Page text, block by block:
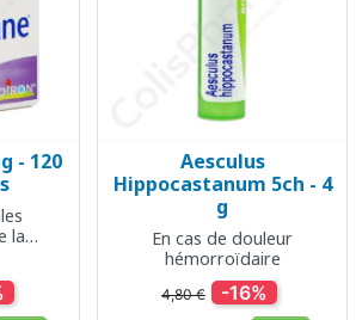
- 120
la
Aesculus
Hippocastanum 5ch - 4
g
En cas de douleur
hémorroïdaire
4,80 € -16%